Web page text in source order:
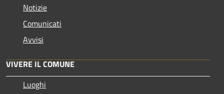
Notizie
Comunicati
Avvisi
VIVERE IL COMUNE
Luoghi